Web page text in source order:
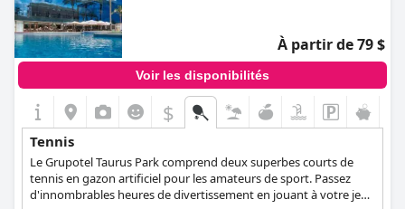
À partir de 79 $
Voir les disponibilités
$
Tennis
Le Grupotel Taurus Park comprend deux superbes courts de
tennis en gazon artificiel pour les amateurs de sport. Passez
d'innombrables heures de divertissement en jouant à votre jeu